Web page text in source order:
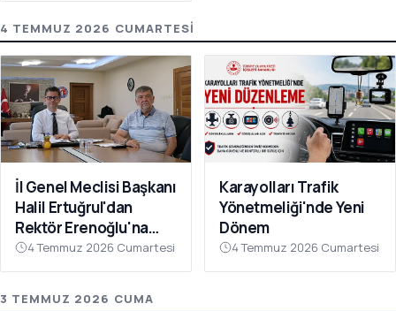
4 TEMMUZ 2026 CUMARTESI
İl Genel Meclisi Başkanı
Halil Ertuğrul'dan
Rektör Erenoğlu'na
Ziyaret
4 Temmuz 2026 Cumartesi
Karayolları Trafik
Yönetmeliği'nde Yeni
Dönem
4 Temmuz 2026 Cumartesi
3 TEMMUZ 2026 CUMA